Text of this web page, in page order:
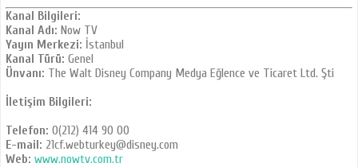
Kanal Bilgileri:
Kanal Adı: Now TV
Yayın Merkezi: İstanbul
Kanal Türü: Genel
Ünvanı: The Walt Disney Company Medya Eğlence ve Ticaret Ltd. Şti
İletişim Bilgileri:
Telefon: 0(212) 414 90 00
E-mail: 21cf.webturkey@disney.com
Web: www.nowtv.com.tr